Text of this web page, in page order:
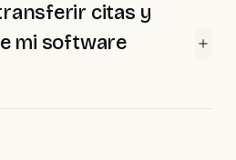
citas y
mi software